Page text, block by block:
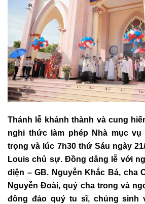
Thánh lễ khánh thành và cung
nghi thức làm phép Nhà mục
trọng và lúc 7h30 thứ Sáu ngày
Louis chủ sự. Đồng dâng lễ với
diện – GB. Nguyễn Khắc Bá, cha
Nguyễn Đoài, quý cha trong và
đông đảo quý tu sĩ, chủng sinh